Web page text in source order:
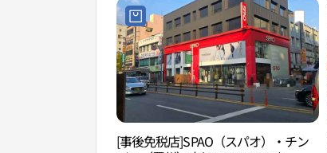
[事後免税店]SPAO（スパオ）・チン